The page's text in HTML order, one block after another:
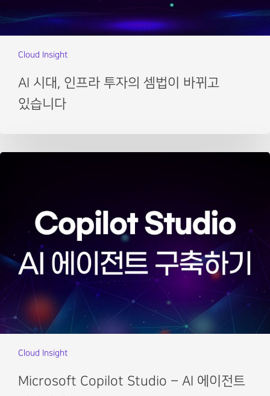
Cloud Insight
AI 시대, 인프라 투자의 셈법이 바뀌고
있습니다
Cloud Insight
Microsoft Copilot Studio – AI 에이전트